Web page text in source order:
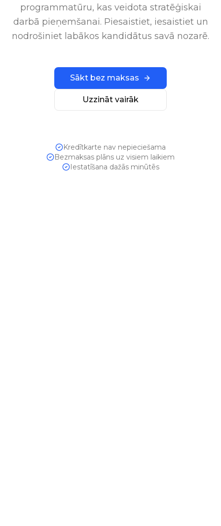
programmatūru, kas veidota stratēģiskai
darbā pieņemšanai. Piesaistiet, iesaistiet un
nodrošiniet labākos kandidātus savā nozarē.
Sākt bez maksas
Uzzināt vairāk
Kredītkarte nav nepieciešama
Bezmaksas plāns uz visiem laikiem
Iestatīšana dažās minūtēs